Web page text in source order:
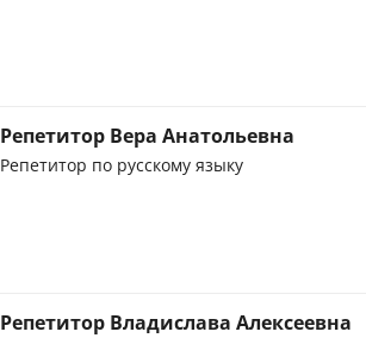
Репетитор Вера Анатольевна
Репетитор по русскому языку
Репетитор Владислава Алексеевна